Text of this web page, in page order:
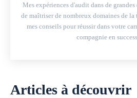
Mes expériences d'audit dans de
de maîtriser de nombreux domaines de
mes conseils pour réussir dans votre
compagnie en
Articles à découvrir